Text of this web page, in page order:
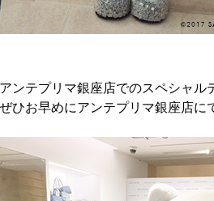
アンテプリマ銀座店でのスペシャル
ぜひお早めにアンテプリマ銀座店に